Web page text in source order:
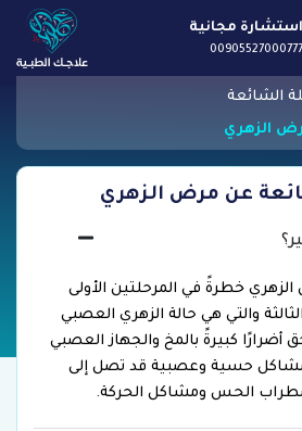
استشارة مجانية
00905527000777
الشائعة
الزهري
عن مرض الزهري
الزهري خطرةً في المرحلتين الأولى
الثالثة والتي هي حالة الزهري العصبي
أضرارًا كبيرةً بالمخ والجهاز العصبي
حسية وعصبية قد تصل إلى
الحس ومشاكل الحركة.